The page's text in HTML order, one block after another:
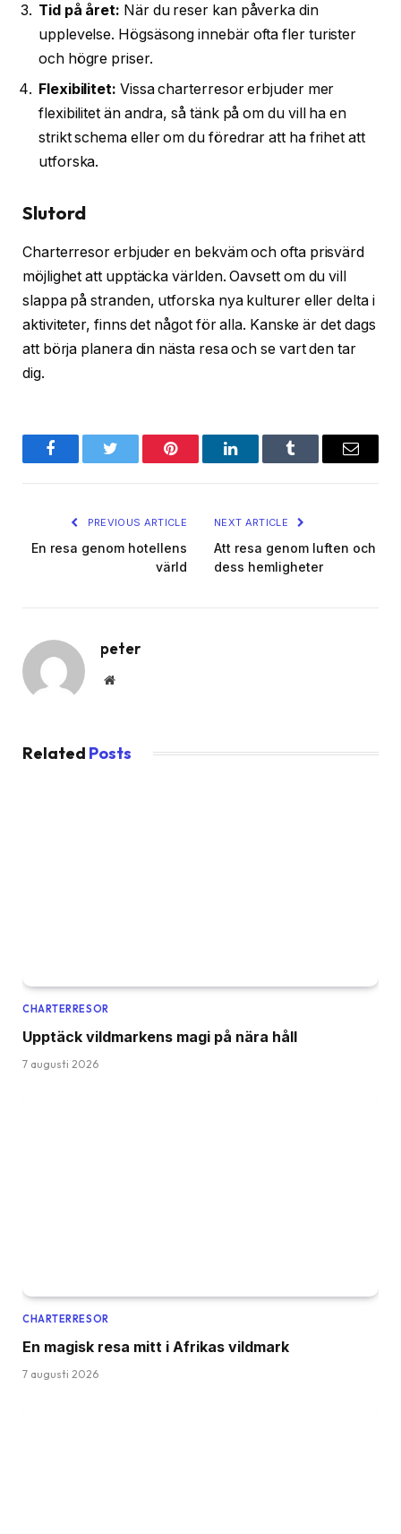
Tid på året: När du reser kan påverka din
upplevelse. Högsäsong innebär ofta fler turister
och högre priser.
Flexibilitet: Vissa charterresor erbjuder mer
flexibilitet än andra, så tänk på om du vill ha en
strikt schema eller om du föredrar att ha frihet att
utforska.
Slutord
Charterresor erbjuder en bekväm och ofta prisvärd
möjlighet att upptäcka världen. Oavsett om du vill
slappa på stranden, utforska nya kulturer eller delta i
aktiviteter, finns det något för alla. Kanske är det dags
att börja planera din nästa resa och se vart den tar
dig.
FacebookTwitter Pinterest LinkedInTumblr Email
PREVIOUS ARTICLE
En resa genom hotellens
värld
NEXT ARTICLE
Att resa genom luften och
dess hemligheter
peter
Website
Related Posts
CHARTERRESOR
Upptäck vildmarkens magi på nära håll
7 augusti 2026
CHARTERRESOR
En magisk resa mitt i Afrikas vildmark
7 augusti 2026